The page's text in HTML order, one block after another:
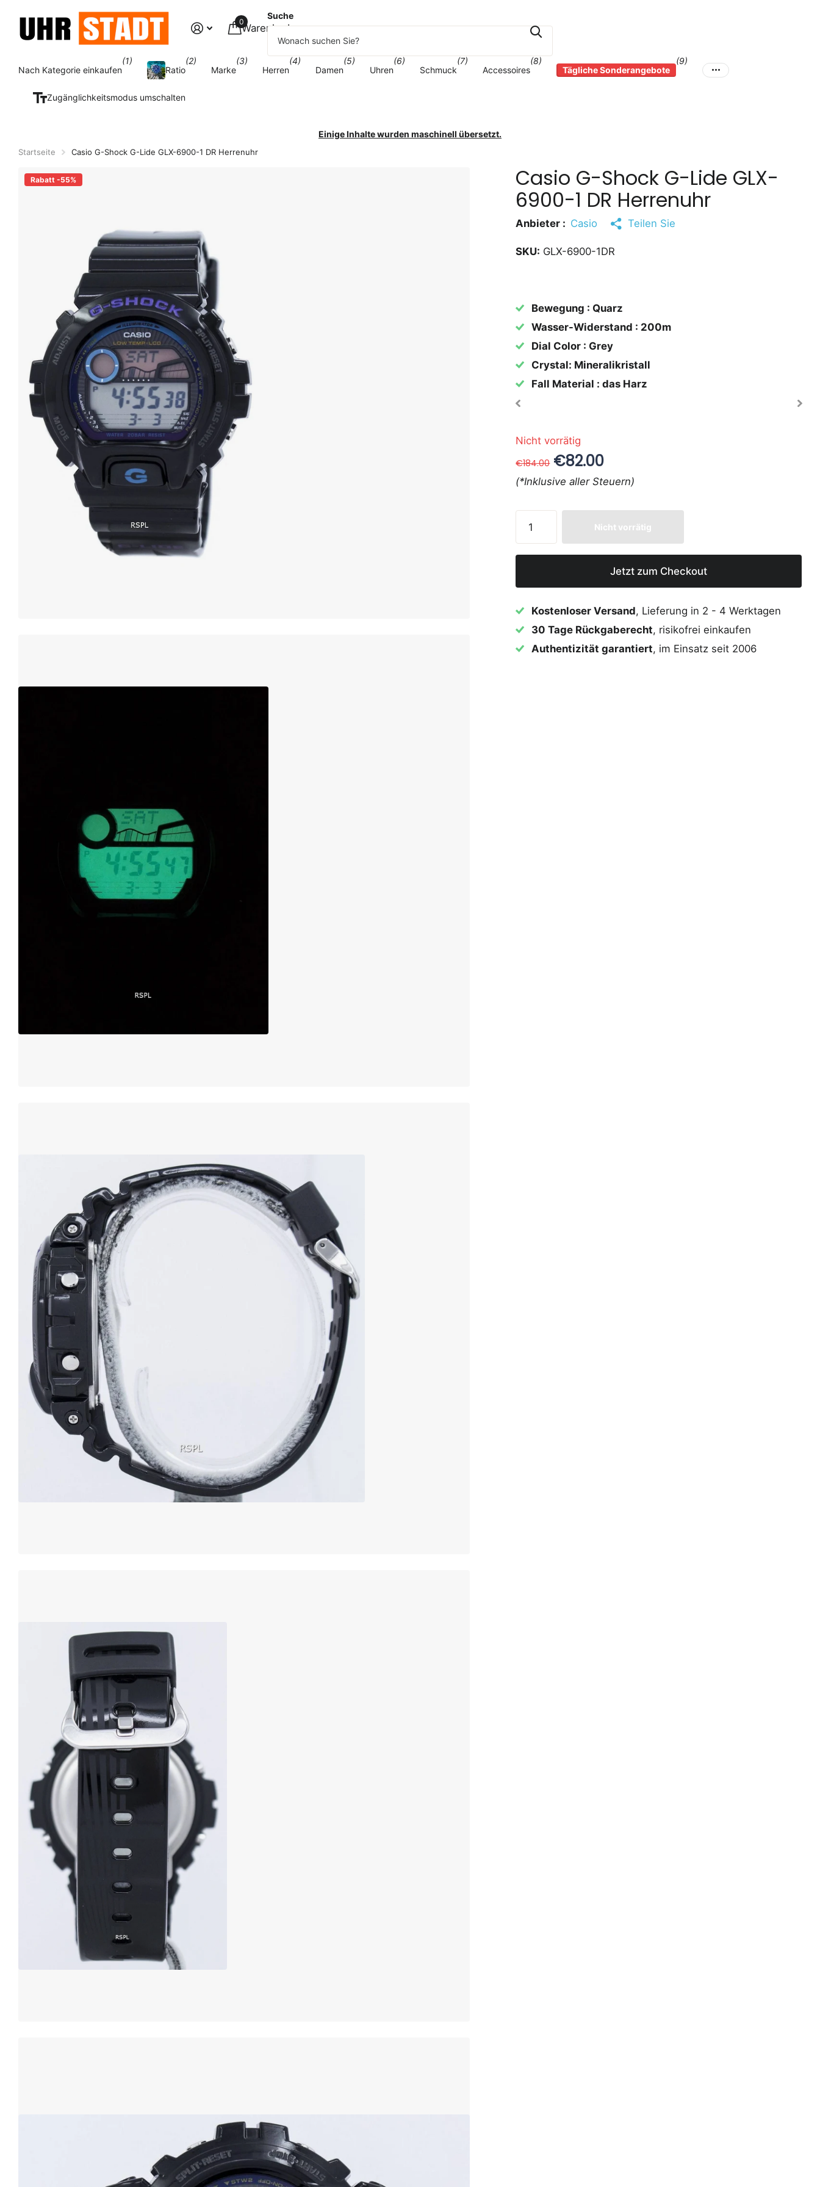
Suche
Warenkorb
0
Nach Kategorie einkaufen
(1)
Ratio
(2)
Marke
(3)
Herren
(4)
Damen
(5)
Uhren
(6)
Schmuck
(7)
Accessoires
(8)
Tägliche Sonderangebote
(9)
Zugänglichkeitsmodus umschalten
Einige Inhalte wurden maschinell übersetzt.
Startseite Casio G-Shock G-Lide GLX-6900-1 DR Herrenuhr
Rabatt -55%
Casio G-Shock G-Lide GLX-
6900-1 DR Herrenuhr
Anbieter : Casio Teilen Sie
SKU: GLX-6900-1DR
Bewegung : Quarz
Wasser-Widerstand : 200m
Dial Color : Grey
Crystal: Mineralikristall
Fall Material : das Harz
Nicht vorrätig
€184.00€82.00
(*Inklusive aller Steuern)
Nicht vorrätig
Jetzt zum Checkout
Kostenloser Versand, Lieferung in 2 - 4 Werktagen
30 Tage Rückgaberecht, risikofrei einkaufen
Authentizität garantiert, im Einsatz seit 2006